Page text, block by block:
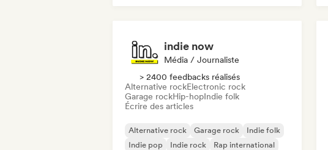
indie now
Média / Journaliste
> 2400 feedbacks réalisés
Alternative rockElectronic rock
Garage rockHip-hopIndie folk
Écrire des articles
Alternative rock Garage rock
Indie folk
Indie pop
Indie rock
Rap international